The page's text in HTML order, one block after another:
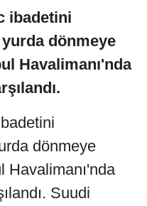
ibadetini
dönmeye
Havalimanı'nda
dönmeye
Havalimanı'nda
Suudi